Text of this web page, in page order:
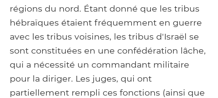
régions du nord. Étant donné que les tribus
hébraïques étaient fréquemment en guerre
avec les tribus voisines, les tribus d'Israël se
sont constituées en une confédération lâche,
qui a nécessité un commandant militaire
pour la diriger. Les juges, qui ont
partiellement rempli ces fonctions (ainsi que